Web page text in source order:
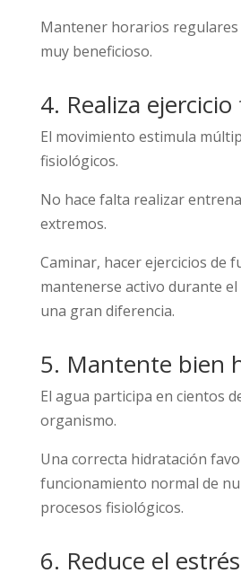
Mantener horarios
muy beneficioso.
4. Realiza ejercicio
El movimiento estimula
fisiológicos.
No hace falta realizar
extremos.
Caminar, hacer ejercicios de
mantenerse activo durante
una gran diferencia.
5. Mantente bien
El agua participa en cientos
organismo.
Una correcta hidratación
funcionamiento normal de
procesos fisiológicos.
6. Reduce el estrés